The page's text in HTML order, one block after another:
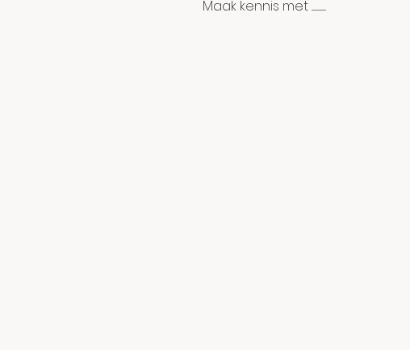
Maak kennis met ..................